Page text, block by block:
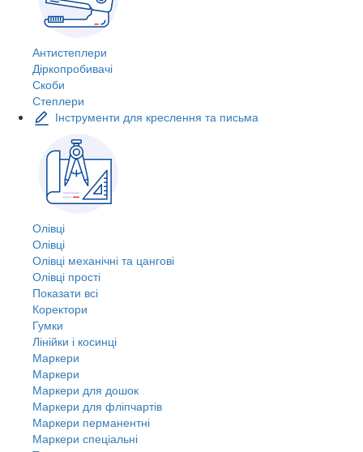
Антистеплери
Діркопробивачі
Скоби
Степлери
Інструменти для креслення та письма
Олівці
Олівці
Олівці механічні та цангові
Олівці прості
Показати всі
Коректори
Гумки
Лінійки і косинці
Маркери
Маркери
Маркери для дошок
Маркери для фліпчартів
Маркери перманентні
Маркери спеціальні